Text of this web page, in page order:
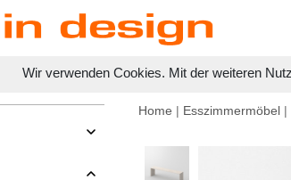
Wir verwenden Cookies. Mit der weiteren
Home | Esszimmermöbel |